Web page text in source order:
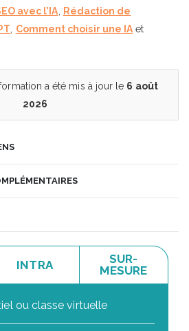
avec l’IA
Rédaction de
Comment choisir une IA et
a été mis à jour le 6 août
2026
INTRA
SUR-
MESURE
ou classe virtuelle